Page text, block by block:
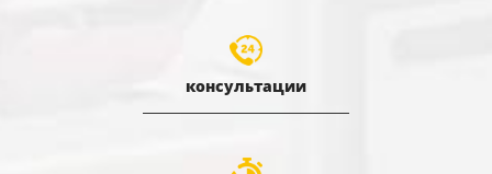
консультации